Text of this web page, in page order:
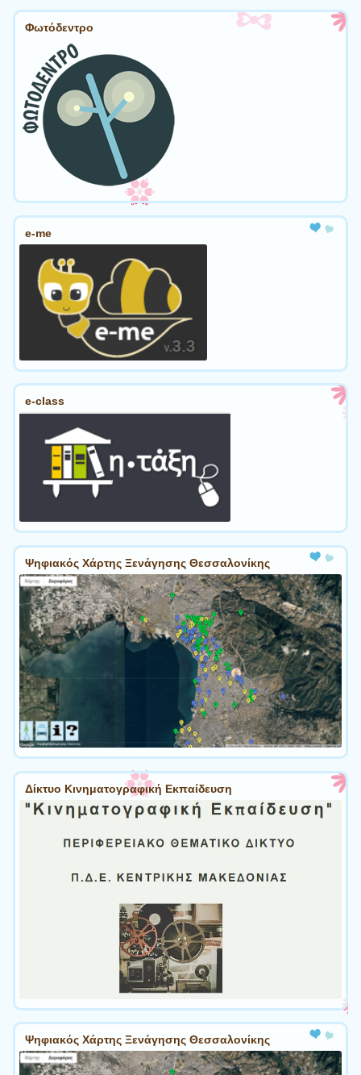
Φωτόδεντρο
e-me
e-class
Ψηφιακός Χάρτης Ξενάγησης Θεσσαλονίκης
Δίκτυο Κινηματογραφική Εκπαίδευση
Ψηφιακός Χάρτης Ξενάγησης Θεσσαλονίκης